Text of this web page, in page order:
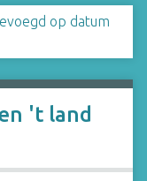
op datum
't land